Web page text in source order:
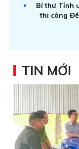
Bí thư Tỉnh
thi công
TIN MỚI